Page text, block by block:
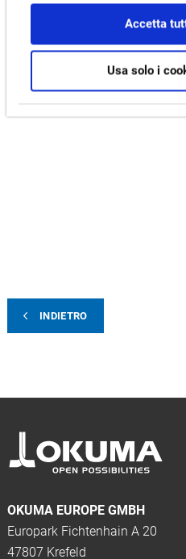
Accetta
Usa solo i
INDIETRO
OKUMA EUROPE GMBH
Europark Fichtenhain A 20
47807 Krefeld